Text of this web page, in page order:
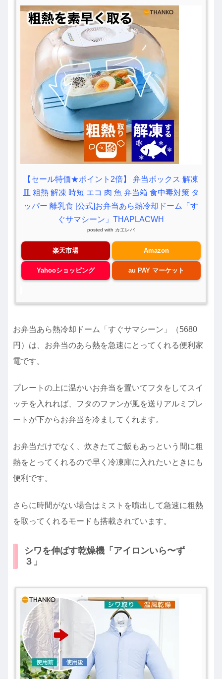
【セール特価★ポイント2倍】 弁当ボックス 解凍
皿 粗熱 解凍 時短 エコ 肉 魚 弁当箱 食中毒対策 タ
ッパー 離乳食 [公式]お弁当あら熱冷却ドーム「す
ぐサマシーン」THAPLACWH
posted with カエレバ
楽天市場 Amazon
Yahooショッピング au PAY マーケット
お弁当あら熱冷却ドーム「すぐサマシーン」（5680
円）は、お弁当のあら熱を急速にとってくれる便利家
電です。
プレートの上に温かいお弁当を置いてフタをしてスイ
ッチを入れれば、フタのファンが風を送りアルミプレ
ートが下からお弁当を冷ましてくれます。
お弁当だけでなく、炊きたてご飯もあっという間に粗
熱をとってくれるので早く冷凍庫に入れたいときにも
便利です。
さらに時間がない場合はミストを噴出して急速に粗熱
を取ってくれるモードも搭載されています。
シワを伸ばす乾燥機「アイロンいら〜ず
３」